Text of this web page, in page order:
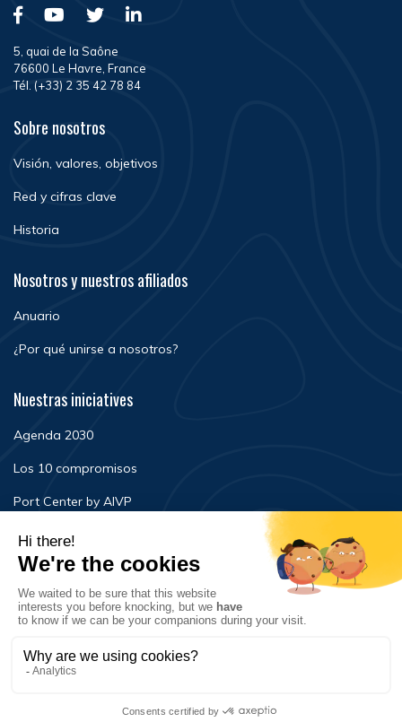
5, quai de la Saône
76600 Le Havre, France
Tél. (+33) 2 35 42 78 84
Sobre nosotros
Visión, valores, objetivos
Red y cifras clave
Historia
Nosotros y nuestros afiliados
Anuario
¿Por qué unirse a nosotros?
Nuestras iniciatives
Agenda 2030
Los 10 compromisos
Port Center by AIVP
Noticias
Eventos
FAQ
Contacto